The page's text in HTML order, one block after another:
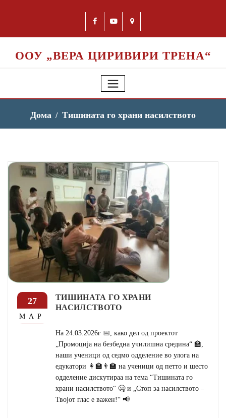
ООУ „ВЕРА ЦИРИВИРИ ТРЕНА“
Дома Тишината го храни насилството
27
МАР
ТИШИНАТА ГО ХРАНИ
НАСИЛСТВОТО
На 24.03.2026г 📅, како дел од проектот
„Промоција на безбедна училишна средина“ 🏫,
наши ученици од седмо одделение во улога на
едукатори 👩‍🏫👨‍🏫 на ученици од петто и шесто
одделение дискутираа на тема “Тишината го
храни насилството“ 🤐 и „Стоп за насилството –
Твојот глас е важен!“ 📢